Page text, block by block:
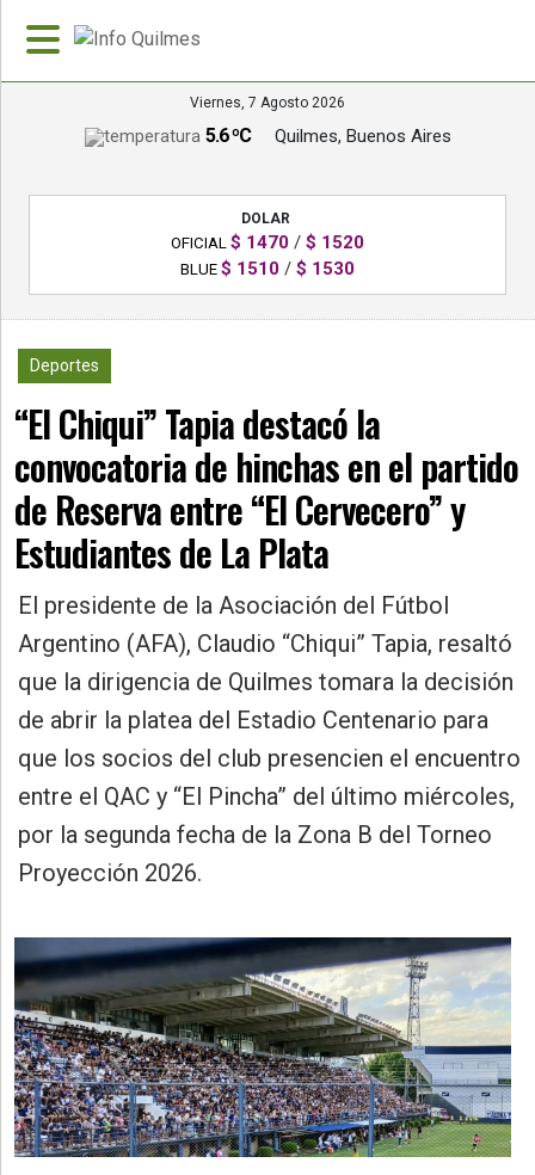
»
Policiales
»
Política
»
Provincia
»
Salud
»
Cultura
»
Educación
»
Gestión
Sociedad
Viernes, 7 Agosto 2026
5.6 ºC Quilmes, Buenos Aires
DOLAR
OFICIAL $ 1470 / $ 1520
BLUE $ 1510 / $ 1530
Deportes
“El Chiqui” Tapia destacó la
convocatoria de hinchas en el partido
de Reserva entre “El Cervecero” y
Estudiantes de La Plata
El presidente de la Asociación del Fútbol
Argentino (AFA), Claudio “Chiqui” Tapia, resaltó
que la dirigencia de Quilmes tomara la decisión
de abrir la platea del Estadio Centenario para
que los socios del club presencien el encuentro
entre el QAC y “El Pincha” del último miércoles,
por la segunda fecha de la Zona B del Torneo
Proyección 2026.